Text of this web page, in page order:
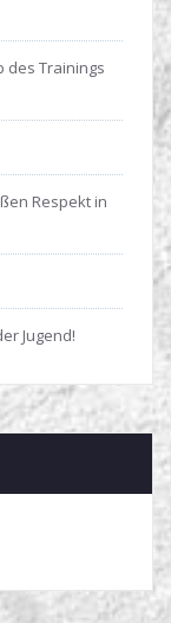
des Trainings
Respekt in
Jugend!